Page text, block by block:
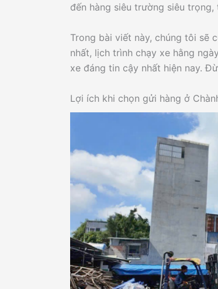
đến hàng siêu trường siêu
Trong bài viết này, chúng tôi sẽ
nhất, lịch trình chạy xe hằng
xe đáng tin cậy nhất hiện nay.
Lợi ích khi chọn gửi hàng ở